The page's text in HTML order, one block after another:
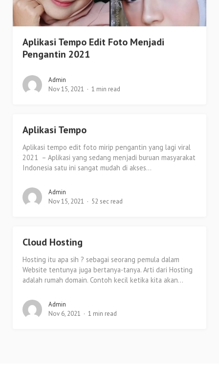
Aplikasi Tempo Edit Foto Menjadi
Pengantin 2021
Admin
Nov 15, 2021
1 min read
Aplikasi Tempo
Aplikasi tempo edit foto mirip pengantin yang lagi viral
2021 – Aplikasi yang sedang menjadi buruan masyarakat
Indonesia satu ini sangat mudah di akses...
Admin
Nov 15, 2021
52 sec read
Cloud Hosting
Hosting itu apa sih ? sebagai seorang pemula dalam
Website tentunya juga bertanya-tanya. Arti dari Hosting
adalah rumah domain. Contoh kecil ketika kita akan...
Admin
Nov 6, 2021
1 min read